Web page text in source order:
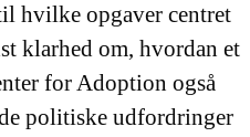
hvilke opgaver centret
klarhed om, hvordan et
for Adoption også
politiske udfordringer